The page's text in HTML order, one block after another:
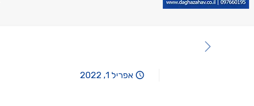
אפריל 1, 2022